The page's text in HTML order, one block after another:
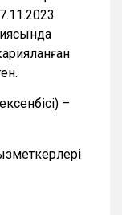
–